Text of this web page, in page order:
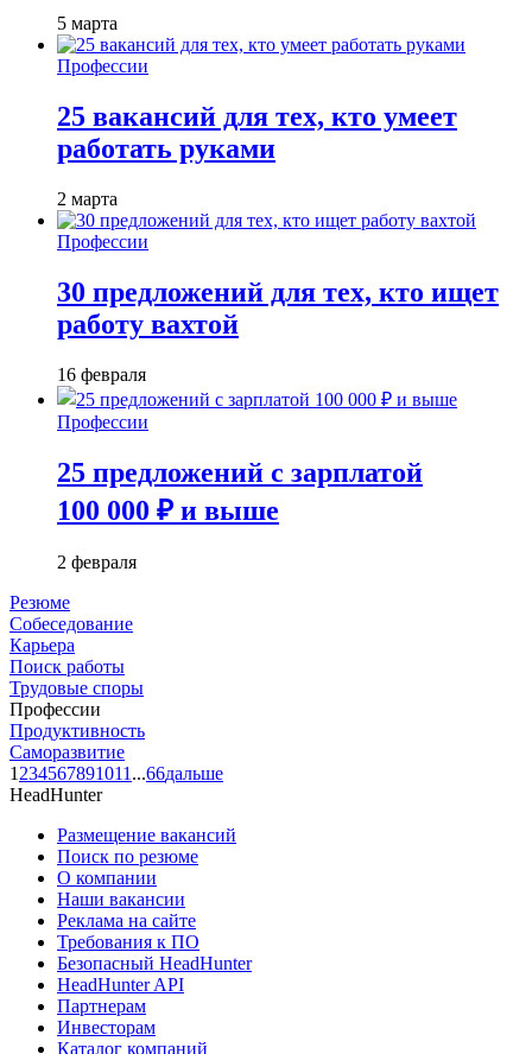
5 марта
Профессии
25 вакансий для тех, кто умеет
работать руками
2 марта
Профессии
30 предложений для тех, кто ищет
работу вахтой
16 февраля
Профессии
25 предложений с зарплатой
100 000 ₽ и выше
2 февраля
Резюме
Собеседование
Карьера
Поиск работы
Трудовые споры
Профессии
Продуктивность
Саморазвитие
1 234567891011 ...66дальше
HeadHunter
Размещение вакансий
Поиск по резюме
О компании
Наши вакансии
Реклама на сайте
Требования к ПО
Безопасный HeadHunter
HeadHunter API
Партнерам
Инвесторам
Каталог компаний